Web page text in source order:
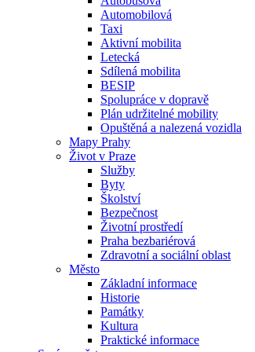
Automobilová
Taxi
Aktivní mobilita
Letecká
Sdílená mobilita
BESIP
Spolupráce v dopravě
Plán udržitelné mobility
Opuštěná a nalezená vozidla
Mapy Prahy
Život v Praze
Služby
Byty
Školství
Bezpečnost
Životní prostředí
Praha bezbariérová
Zdravotní a sociální oblast
Město
Základní informace
Historie
Památky
Kultura
Praktické informace